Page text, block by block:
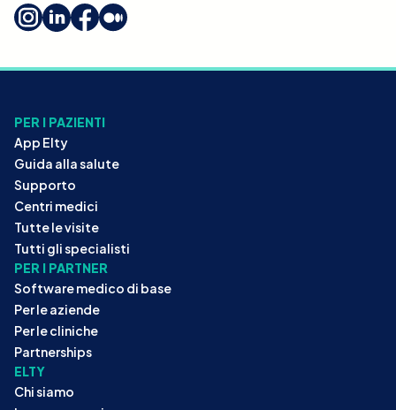
PER I PAZIENTI
App Elty
Guida alla salute
Supporto
Centri medici
Tutte le visite
Tutti gli specialisti
PER I PARTNER
Software medico di base
Per le aziende
Per le cliniche
Partnerships
ELTY
Chi siamo